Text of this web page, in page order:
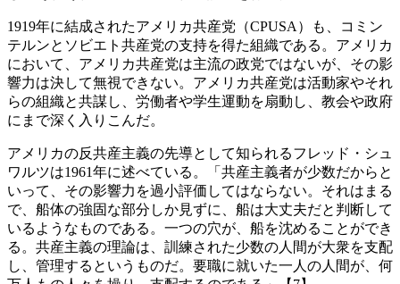
1919年に結成されたアメリカ共産党（CPUSA）も、コミン
テルンとソビエト共産党の支持を得た組織である。アメリカ
において、アメリカ共産党は主流の政党ではないが、その影
響力は決して無視できない。アメリカ共産党は活動家やそれ
らの組織と共謀し、労働者や学生運動を扇動し、教会や政府
にまで深く入りこんだ。
アメリカの反共産主義の先導として知られるフレッド・シュ
ワルツは1961年に述べている。「共産主義者が少数だからと
いって、その影響力を過小評価してはならない。それはまる
で、船体の強固な部分しか見ずに、船は大丈夫だと判断して
いるようなものである。一つの穴が、船を沈めることができ
る。共産主義の理論は、訓練された少数の人間が大衆を支配
し、管理するというものだ。要職に就いた一人の人間が、何